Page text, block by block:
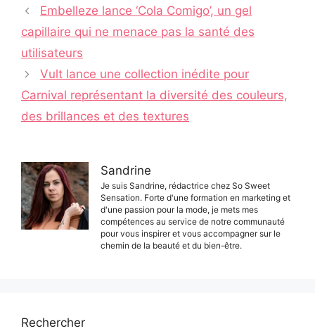
Navigation
des
articles
Embelleze lance ‘Cola Comigo’, un gel
capillaire qui ne menace pas la santé des
utilisateurs
Vult lance une collection inédite pour
Carnival représentant la diversité des couleurs,
des brillances et des textures
Sandrine
Je suis Sandrine, rédactrice chez So Sweet
Sensation. Forte d'une formation en marketing et
d'une passion pour la mode, je mets mes
compétences au service de notre communauté
pour vous inspirer et vous accompagner sur le
chemin de la beauté et du bien-être.
Rechercher